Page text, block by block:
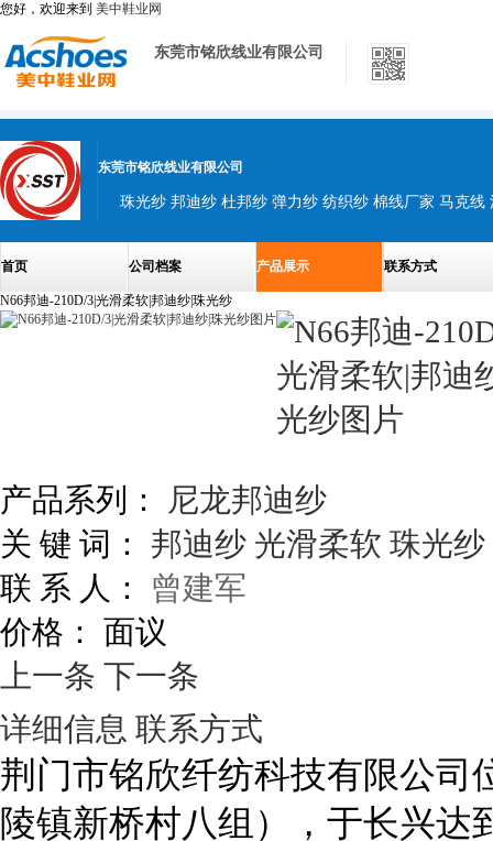
您好，欢迎来到 美中鞋业网
东莞市铭欣线业有限公司
东莞市铭欣线业有限公司
珠光纱 邦迪纱 杜邦纱 弹力纱 纺织纱 棉线厂家 马克
首页 公司档案 产品展示 联系方式
N66邦迪-210D/3|光滑柔软|邦迪纱|珠光纱
产品系列：
尼龙邦迪纱
关 键 词： 邦迪纱 光滑柔软 珠光纱
联 系 人：
曾建军
价格： 面议
上一条 下一条
详细信息 联系方式
荆门市铭欣纤纺科技有限公司
陵镇新桥村八组），于长兴达